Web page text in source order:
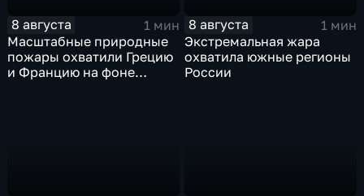
8 августа
1 мин
Масштабные природные
пожары охватили Грецию
и Францию на фоне
8 августа
1 мин
Экстремальная жара
охватила южные регионы
России